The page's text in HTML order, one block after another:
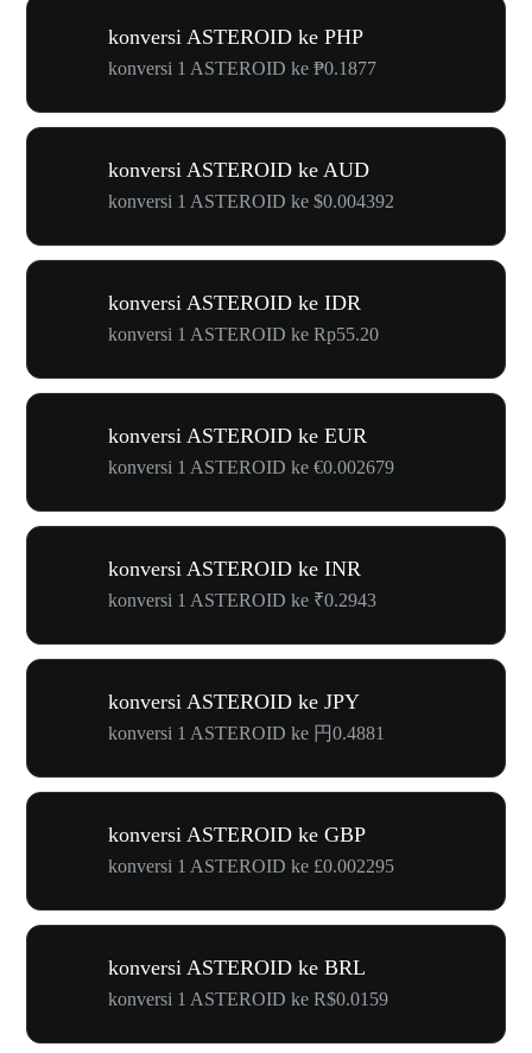
konversi ASTEROID ke PHP
konversi 1 ASTEROID ke ₱0.1877
konversi ASTEROID ke AUD
konversi 1 ASTEROID ke $0.004392
konversi ASTEROID ke IDR
konversi 1 ASTEROID ke Rp55.20
konversi ASTEROID ke EUR
konversi 1 ASTEROID ke €0.002679
konversi ASTEROID ke INR
konversi 1 ASTEROID ke ₹0.2943
konversi ASTEROID ke JPY
konversi 1 ASTEROID ke 円0.4881
konversi ASTEROID ke GBP
konversi 1 ASTEROID ke £0.002295
konversi ASTEROID ke BRL
konversi 1 ASTEROID ke R$0.0159